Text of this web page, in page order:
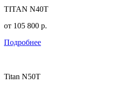
TITAN N40T
от 105 800 р.
Подробнее
Titan N50T